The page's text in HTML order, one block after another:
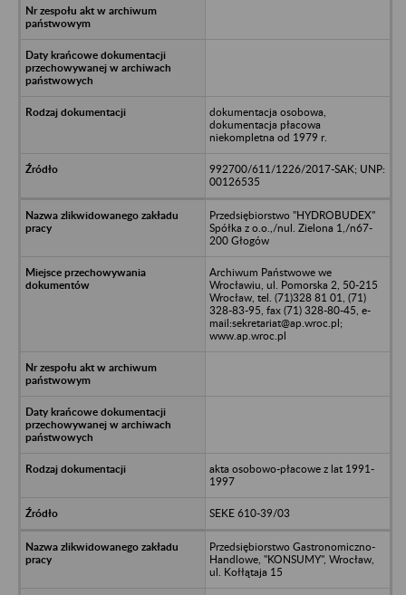
dokumentacja osobowa,
dokumentacja płacowa
niekompletna od 1979 r.
992700/611/1226/2017-SAK; UNP:
00126535
Przedsiębiorstwo "HYDROBUDEX"
Spółka z o.o.,/nul. Zielona 1,/n67-
200 Głogów
Archiwum Państwowe we
Wrocławiu, ul. Pomorska 2, 50-215
Wrocław, tel. (71)328 81 01, (71)
328-83-95, fax (71) 328-80-45, e-
mail:sekretariat@ap.wroc.pl;
www.ap.wroc.pl
akta osobowo-płacowe z lat 1991-
1997
SEKE 610-39/03
Przedsiębiorstwo Gastronomiczno-
Handlowe, "KONSUMY", Wrocław,
ul. Kołłątaja 15